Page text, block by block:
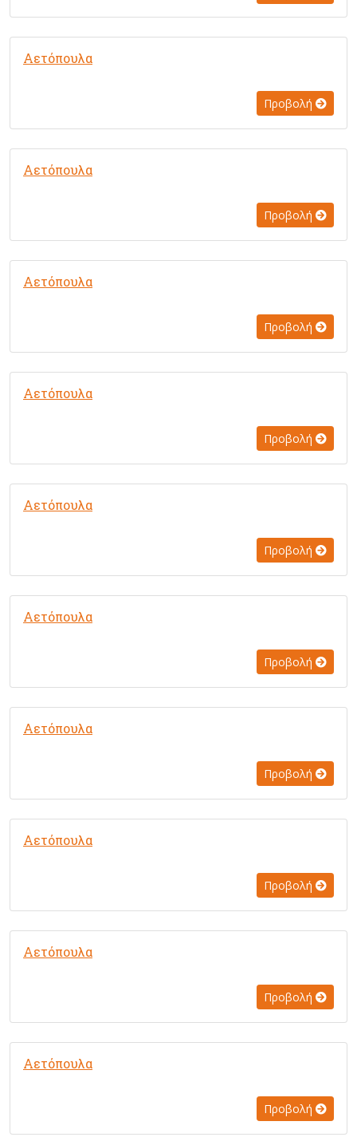
Αετόπουλα
Προβολή
Αετόπουλα
Προβολή
Αετόπουλα
Προβολή
Αετόπουλα
Προβολή
Αετόπουλα
Προβολή
Αετόπουλα
Προβολή
Αετόπουλα
Προβολή
Αετόπουλα
Προβολή
Αετόπουλα
Προβολή
Αετόπουλα
Προβολή